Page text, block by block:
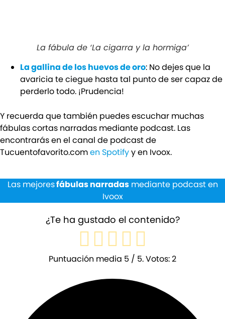
La fábula de ‘La cigarra y la hormiga’
La gallina de los huevos de oro: No dejes que la
avaricia te ciegue hasta tal punto de ser capaz de
perderlo todo. ¡Prudencia!
Y recuerda que también puedes escuchar muchas
fábulas cortas narradas mediante podcast. Las
encontrarás en el canal de podcast de
Tucuentofavorito.comen Spotifyy en Ivoox.
Las mejoresfábulas narradasmediante podcast en
Ivoox
¿Te ha gustado el contenido?
Puntuación media 5 / 5. Votos:2